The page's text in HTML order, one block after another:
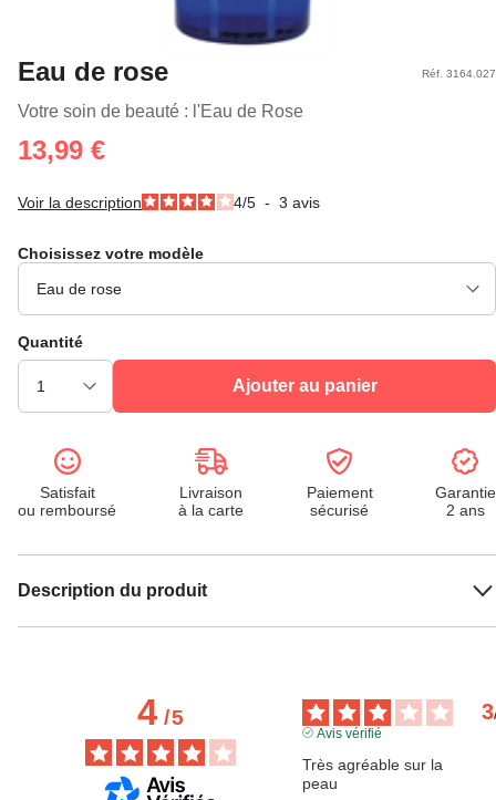
Eau de rose
Votre soin de beauté : l'Eau de Rose
Réf. 3164.027
13,99 €
Voir la description 4/5 - 3 avis
Choisissez votre modèle
Quantité
Ajouter au panier
Satisfait
ou remboursé
Livraison
à la carte
Paiement
sécurisé
Garantie
2 ans
Description du produit
4/5 3
Avis vérifié
Très agréable sur la
peau